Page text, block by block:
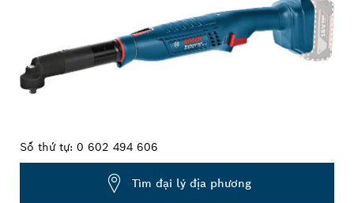
Số thứ tự: 0 602 494 606
Tìm đại lý địa phương